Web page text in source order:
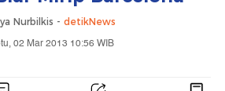
Nurbilkis - detikNews
02 Mar 2013 10:56 WIB